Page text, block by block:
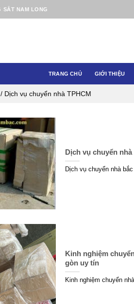
SẮT NAM LONG
TRANG CHỦ GIỚI THIỆU
/ Dịch vụ chuyển nhà TPHCM
Dịch vụ chuyển
Dịch vụ chuyển nhà
Kinh nghiệm
gòn uy tín
Kinh nghiệm chuyển